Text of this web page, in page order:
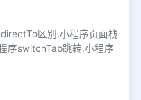
区别,小程序页面栈
序switchTab跳转,小程序